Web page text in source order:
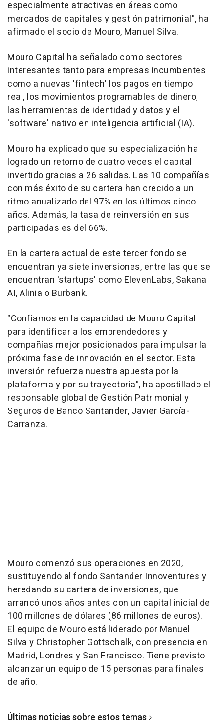
especialmente atractivas en áreas como
mercados de capitales y gestión patrimonial", ha
afirmado el socio de Mouro, Manuel Silva.
Mouro Capital ha señalado como sectores
interesantes tanto para empresas incumbentes
como a nuevas 'fintech' los pagos en tiempo
real, los movimientos programables de dinero,
las herramientas de identidad y datos y el
'software' nativo en inteligencia artificial (IA).
Mouro ha explicado que su especialización ha
logrado un retorno de cuatro veces el capital
invertido gracias a 26 salidas. Las 10 compañías
con más éxito de su cartera han crecido a un
ritmo anualizado del 97% en los últimos cinco
años. Además, la tasa de reinversión en sus
participadas es del 66%.
En la cartera actual de este tercer fondo se
encuentran ya siete inversiones, entre las que se
encuentran 'startups' como ElevenLabs, Sakana
AI, Alinia o Burbank.
"Confiamos en la capacidad de Mouro Capital
para identificar a los emprendedores y
compañías mejor posicionados para impulsar la
próxima fase de innovación en el sector. Esta
inversión refuerza nuestra apuesta por la
plataforma y por su trayectoria", ha apostillado el
responsable global de Gestión Patrimonial y
Seguros de Banco Santander, Javier García-
Carranza.
Mouro comenzó sus operaciones en 2020,
sustituyendo al fondo Santander Innoventures y
heredando su cartera de inversiones, que
arrancó unos años antes con un capital inicial de
100 millones de dólares (86 millones de euros).
El equipo de Mouro está liderado por Manuel
Silva y Christopher Gottschalk, con presencia en
Madrid, Londres y San Francisco. Tiene previsto
alcanzar un equipo de 15 personas para finales
de año.
Últimas noticias sobre estos temas